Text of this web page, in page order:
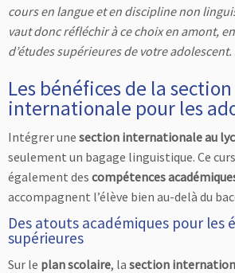
cours en langue et en discipline non
vaut donc réfléchir à ce choix en amont,
d’études supérieures de votre adolescent.
Les bénéfices de la section
internationale pour les
Intégrer une section internationale au
seulement un bagage linguistique. Ce
également des compétences
accompagnent l’élève bien au-delà du
Des atouts académiques pour les
supérieures
Sur le plan scolaire, la section